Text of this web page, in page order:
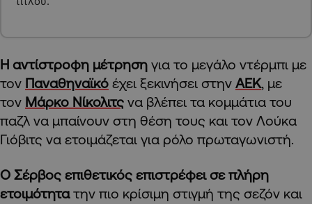
Η αντίστροφη μέτρηση για το μεγάλο ντέρμπι με
τον Παναθηναϊκό έχει ξεκινήσει στην ΑΕΚ, με
τον Μάρκο Νίκολιτς να βλέπει τα κομμάτια του
παζλ να μπαίνουν στη θέση τους και τον Λούκα
Γιόβιτς να ετοιμάζεται για ρόλο πρωταγωνιστή.
Ο Σέρβος επιθετικός επιστρέφει σε πλήρη
ετοιμότητατην πιο κρίσιμη στιγμή της σεζόν και